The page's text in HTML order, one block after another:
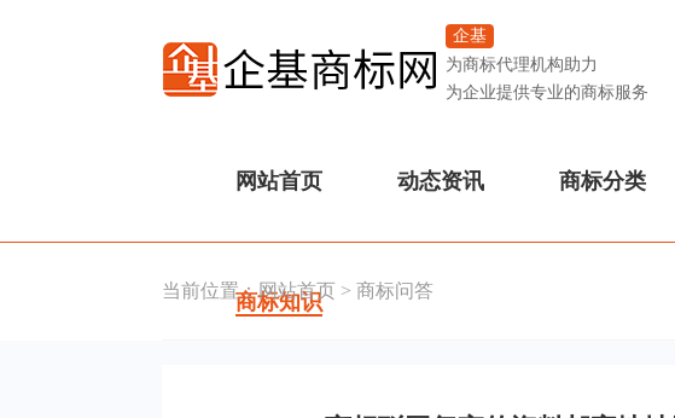
企基
为商标代理机构助力
为企业提供专业的商标服务
网站首页 动态资讯 商标分类
商标知识
当前位置：网站首页 >商标问答